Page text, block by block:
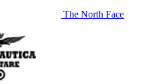
The North Face